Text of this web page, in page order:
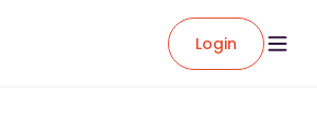
Login